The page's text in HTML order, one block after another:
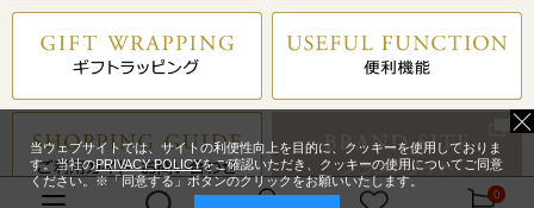
0
当ウェブサイトでは、サイトの利便性向上を目的に、クッキーを使用しておりま
す。当社のPRIVACY POLICYをご確認いただき、クッキーの使用についてご同意
ください。※「同意する」ボタンのクリックをお願いいたします。